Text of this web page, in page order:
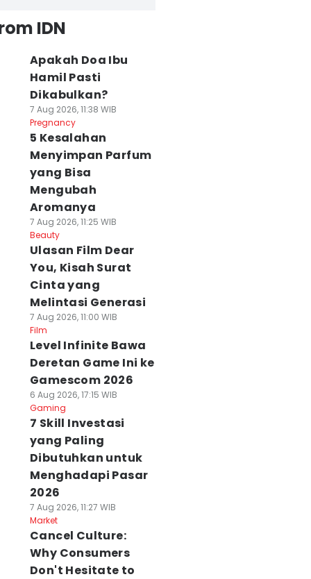
IDN
Apakah Doa Ibu
Hamil Pasti
Dikabulkan?
7 Aug 2026, 11:38 WIB
Pregnancy
5 Kesalahan
Menyimpan Parfum
yang Bisa
Mengubah
Aromanya
7 Aug 2026, 11:25 WIB
Beauty
Ulasan Film Dear
You, Kisah Surat
Cinta yang
Melintasi Generasi
7 Aug 2026, 11:00 WIB
Film
Level Infinite Bawa
Deretan Game Ini ke
Gamescom 2026
6 Aug 2026, 17:15 WIB
Gaming
7 Skill Investasi
yang Paling
Dibutuhkan untuk
Menghadapi Pasar
2026
7 Aug 2026, 11:27 WIB
Market
Cancel Culture:
Why Consumers
Don't Hesitate to